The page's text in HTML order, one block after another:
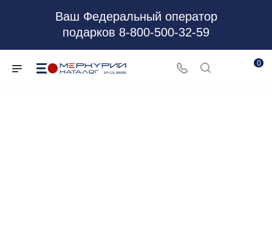
Ваш Федеральный оператор
подарков 8-800-500-32-59
0